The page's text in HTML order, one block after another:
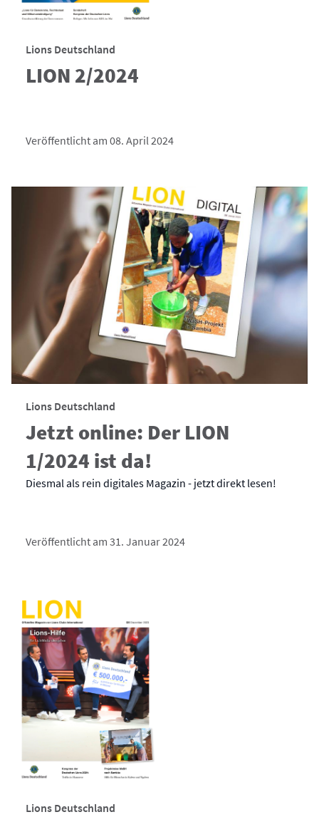
Lions Deutschland
LION 2/2024
Veröffentlicht am 08. April 2024
Lions Deutschland
Jetzt online: Der LION
1/2024 ist da!
Diesmal als rein digitales Magazin - jetzt direkt lesen!
Veröffentlicht am 31. Januar 2024
Lions Deutschland